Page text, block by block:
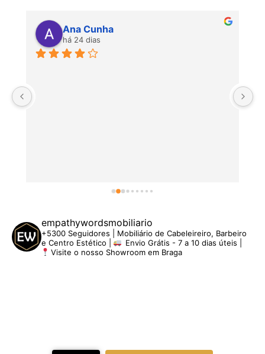
Ana Cunha
há 24 dias
empathywordsmobiliario
+5300 Seguidores | Mobiliário de Cabeleireiro, Barbeiro
e Centro Estético |
Envio Grátis - 7 a 10 dias úteis |
Visite o nosso Showroom em Braga